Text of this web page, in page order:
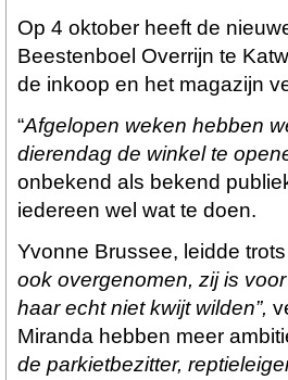
Op 4 oktober heeft de
Beestenboel Overrijn te
de inkoop en het magazijn
“Afgelopen weken hebben
dierendag de winkel te
onbekend als bekend
iedereen wel wat te doen.
Yvonne Brussee, leidde
ook overgenomen, zij is
haar echt niet kwijt wilden”,
Miranda hebben meer
de parkietbezitter,